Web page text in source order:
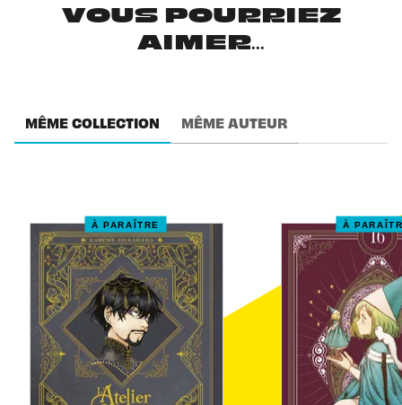
VOUS POURRIEZ
AIMER...
MÊME COLLECTION MÊME AUTEUR
À PARAÎTRE À